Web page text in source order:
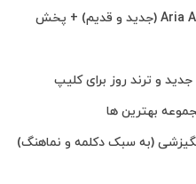
دانلود آهنگ های آریا اکبری Aria Akbari (جدید و قدیم) + پخش
و ترند روز برای کلیپ
بهترین ها
(به سبک دکلمه و نماهنگ)